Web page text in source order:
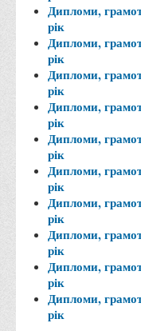
Протидія
Як розпізнати
України та
Соціальна реклама
Правила
предметів
Протидія
Дії населення в
характеру
Правила
умовах війни
Що можна і не
Дипломи,
рік
Дипломи,
рік
Дипломи,
рік
Дипломи,
рік
Дипломи,
рік
Дипломи,
рік
Дипломи,
рік
Дипломи,
рік
Дипломи,
рік
Дипломи,
рік